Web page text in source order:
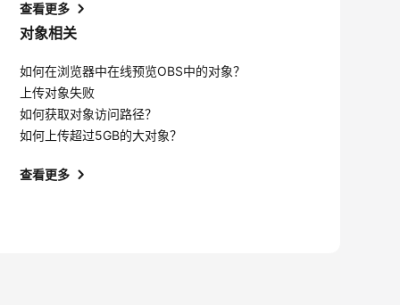
查看更多
对象相关
如何在浏览器中在线预览OBS中的对象？
上传对象失败
如何获取对象访问路径？
如何上传超过5GB的大对象？
查看更多